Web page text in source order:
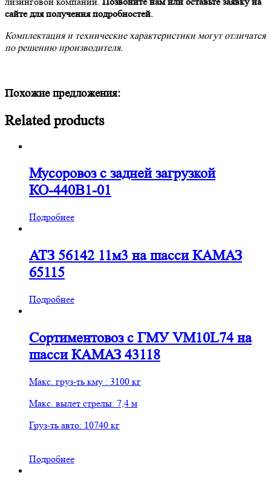
сайте для получения подробностей.
Комплектация и технические характеристики могут отличатся
по решению производителя.
Похожие предложения:
Related products
Мусоровоз с задней загрузкой
КО-440В1-01
Подробнее
АТЗ 56142 11м3 на шасси КАМАЗ
65115
Подробнее
Сортиментовоз с ГМУ VM10L74 на
шасси КАМАЗ 43118
Макс. груз-ть кму : 3100 кг
Макс. вылет стрелы: 7,4 м
Груз-ть авто: 10740 кг
Подробнее